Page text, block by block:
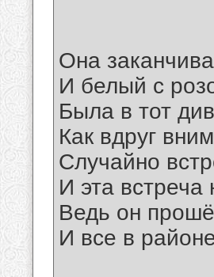
Она
И белый с
Была в тот
Как вдруг
Случайно
И эта встреча
Ведь он
И все в